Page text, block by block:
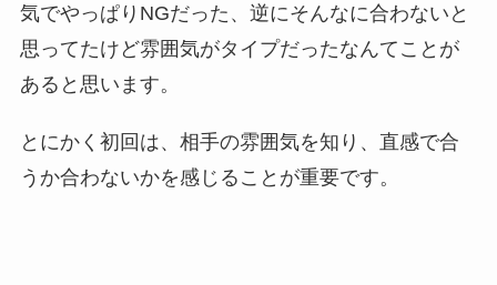
気でやっぱりNGだった、逆にそんなに合わないと
思ってたけど雰囲気がタイプだったなんてことが
あると思います。
とにかく 初回は、相手の雰囲気を知り、直感で合
うか合わないかを感じることが重要です。